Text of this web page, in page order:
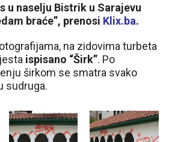
u naselju Bistrik u Sarajevu
braće”, prenosi Klix.ba.
na zidovima turbeta
ispisano “Širk”. Po
širkom se smatra svako
sudruga.